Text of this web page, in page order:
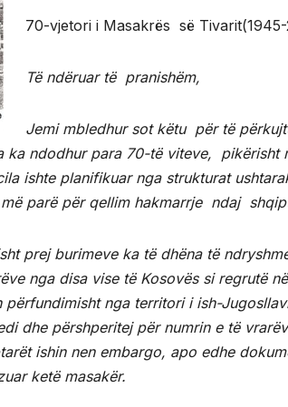
70-vjetori i Masakrës së Tivarit(1945-
Të ndëruar të pranishëm,
Jemi mbledhur sot këtu për të
ka ndodhur para 70-të viteve, pikërisht
ishte planifikuar nga strukturat
parë për qellim hakmarrje ndaj
prej burimeve ka të dhëna të
nga disa vise të Kosovës si regrutë
nga territori i ish-
dhe përshperitej për numrin e të
ishin nen embargo, apo edhe
ketë masakër.